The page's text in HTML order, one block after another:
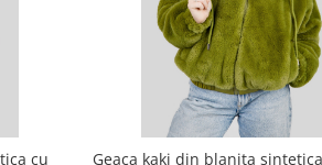
cu Geaca kaki din blanita